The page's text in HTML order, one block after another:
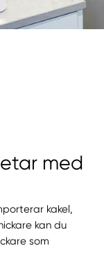
med
kakel,
kan du
som